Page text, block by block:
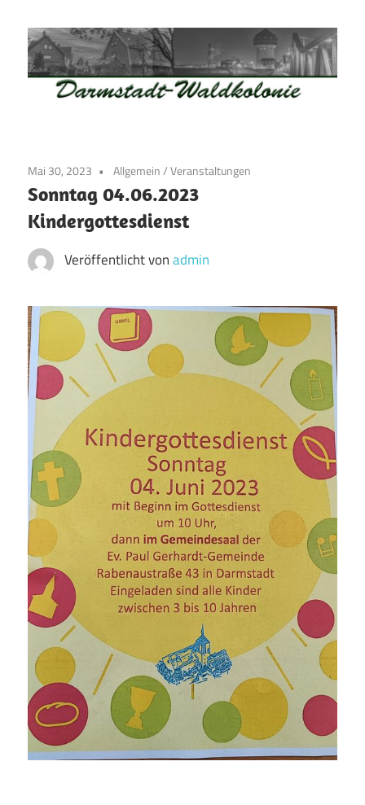
Inhalt
springen
Darmstadt
Altstadt
der
Weststadt
–
Darmstadt
Mai 30, 2023 Allgemein/Veranstaltungen
Sonntag 04.06.2023
Kindergottesdienst
Veröffentlicht vonadmin